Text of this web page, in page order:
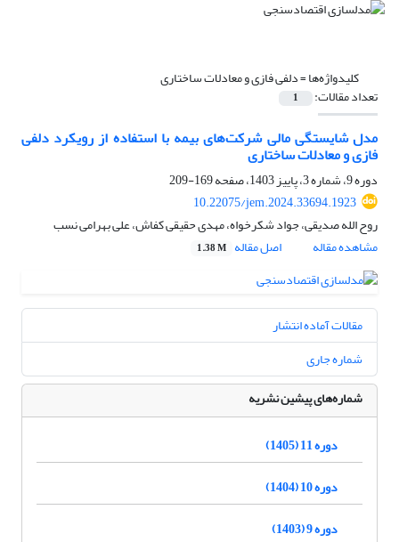
کلیدواژه‌ها =دلفی فازی و معادلات ساختاری
تعداد مقالات: 1
مدل شایستگی مالی شرکت‌های بیمه با استفاده از رویکرد دلفی
فازی و معادلات ساختاری
دوره 9، شماره 3، پاییز 1403، صفحه
169-209
10.22075/jem.2024.33694.1923
روح الله صدیقی، جواد شکرخواه، مهدی حقیقی کفاش، علی بهرامی نسب
مشاهده مقاله
اصل مقاله 1.38 M
مقالات آماده انتشار
شماره جاری
شماره‌های پیشین نشریه
دوره 11 (1405)
دوره 10 (1404)
دوره 9 (1403)